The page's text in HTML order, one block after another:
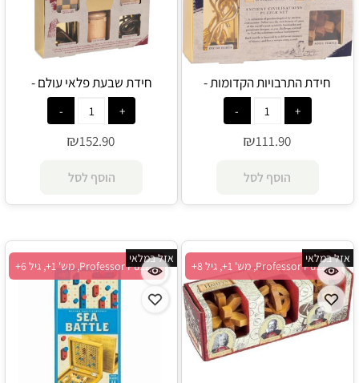
חידת התרבויות הקדומות -
Professor Puzzle
₪111.90
הוסף לסל
חידת שבעת פלאי עולם -
Professor Puzzle
₪152.90
הוסף לסל
Professor Puzzle, מש' 1+, גיל 8+
אזל במלאי
Professor Puzzle, מש' 1+, גיל 6+
אזל במלאי